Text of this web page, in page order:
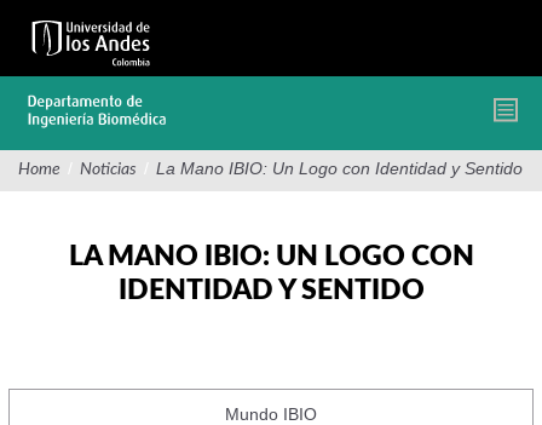
contenido
Home / Noticias / La Mano IBIO: Un Logo con Identidad y Sentido
LA MANO IBIO: UN LOGO CON
IDENTIDAD Y SENTIDO
Mundo IBIO